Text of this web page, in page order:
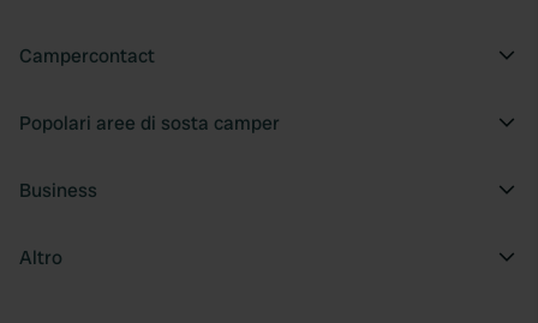
Campercontact
Popolari aree di sosta camper
Business
Altro